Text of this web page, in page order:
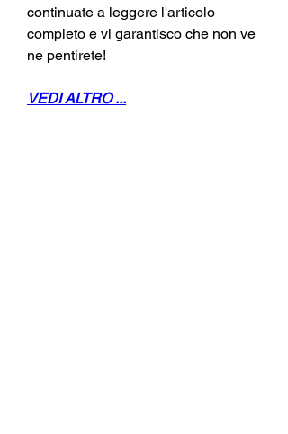
continuate a leggere l'articolo
completo e vi garantisco che non ve
ne pentirete!
VEDI ALTRO ...